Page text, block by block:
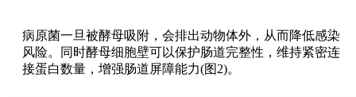
病原菌一旦被酵母吸附，会排出动物体外，从而降低感染
风险。同时酵母细胞壁可以保护肠道完整性，维持紧密连
接蛋白数量，增强肠道屏障能力(图2)。